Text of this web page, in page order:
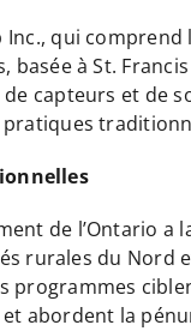
Inc., qui
basée à St.
capteurs et de
de l’Ontario a
rurales du Nord
programmes
abordent la